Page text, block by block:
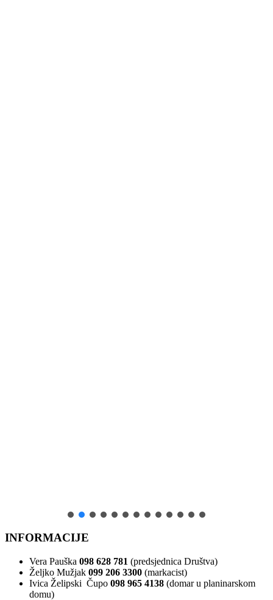
INFORMACIJE
Vera Pauška 098 628 781 (predsjednica Društva)
Željko Mužjak 099 206 3300 (markacist)
Ivica Želipski Čupo 098 965 4138 (domar u planinarskom
domu)